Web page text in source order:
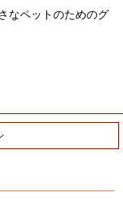
なペットのためのグ